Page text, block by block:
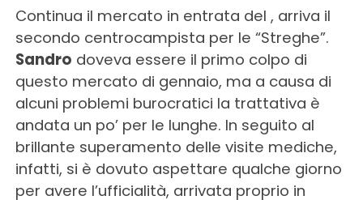
Continua il mercato in entrata del , arriva il
secondo centrocampista per le “Streghe”.
Sandro doveva essere il primo colpo di
questo mercato di gennaio, ma a causa di
alcuni problemi burocratici la trattativa è
andata un po’ per le lunghe. In seguito al
brillante superamento delle visite mediche,
infatti, si è dovuto aspettare qualche giorno
per avere l’ufficialità, arrivata proprio in